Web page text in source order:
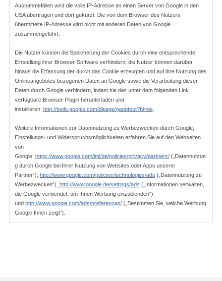
Ausnahmefällen wird die volle IP-Adresse an einen Server von Google in den
USA übertragen und dort gekürzt. Die von dem Browser des Nutzers
übermittelte IP-Adresse wird nicht mit anderen Daten von Google
zusammengeführt.
Die Nutzer können die Speicherung der Cookies durch eine entsprechende
Einstellung ihrer Browser-Software verhindern; die Nutzer können darüber
hinaus die Erfassung der durch das Cookie erzeugten und auf ihre Nutzung des
Onlineangebotes bezogenen Daten an Google sowie die Verarbeitung dieser
Daten durch Google verhindern, indem sie das unter dem folgenden Link
verfügbare Browser-Plugin herunterladen und
installieren: http://tools.google.com/dlpage/gaoptout?hl=de
Weitere Informationen zur Datennutzung zu Werbezwecken durch Google,
Einstellungs- und Widerspruchsmöglichkeiten erfahren Sie auf den Webseiten
von
Google: https://www.google.com/intl/de/policies/privacy/partners/ („Datennutzun
g durch Google bei Ihrer Nutzung von Websites oder Apps unserer
Partner“),
http://www.google.com/policies/technologies/ads („Datennutzung zu
Werbezwecken“),
http://www.google.de/settings/ads („Informationen verwalten,
die Google verwendet, um Ihnen Werbung einzublenden“)
und http://www.google.com/ads/preferences/ („Bestimmen Sie, welche Werbung
Google Ihnen zeigt“).